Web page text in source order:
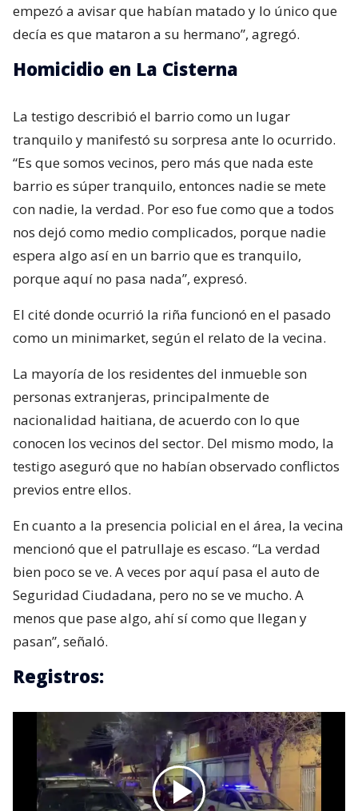
empezó a avisar que habían matado y lo único que
decía es que mataron a su hermano”, agregó.
Homicidio en La Cisterna
La testigo describió el barrio como un lugar
tranquilo y manifestó su sorpresa ante lo ocurrido.
“Es que somos vecinos, pero más que nada este
barrio es súper tranquilo, entonces nadie se mete
con nadie, la verdad. Por eso fue como que a todos
nos dejó como medio complicados, porque nadie
espera algo así en un barrio que es tranquilo,
porque aquí no pasa nada”, expresó.
El cité donde ocurrió la riña funcionó en el pasado
como un minimarket, según el relato de la vecina.
La mayoría de los residentes del inmueble son
personas extranjeras, principalmente de
nacionalidad haitiana, de acuerdo con lo que
conocen los vecinos del sector. Del mismo modo, la
testigo aseguró que no habían observado conflictos
previos entre ellos.
En cuanto a la presencia policial en el área, la vecina
mencionó que el patrullaje es escaso. “La verdad
bien poco se ve. A veces por aquí pasa el auto de
Seguridad Ciudadana, pero no se ve mucho. A
menos que pase algo, ahí sí como que llegan y
pasan”, señaló.
Registros: